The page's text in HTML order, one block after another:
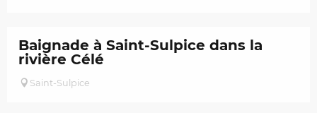
Baignade à Saint-Sulpice dans la
rivière Célé
Saint-Sulpice